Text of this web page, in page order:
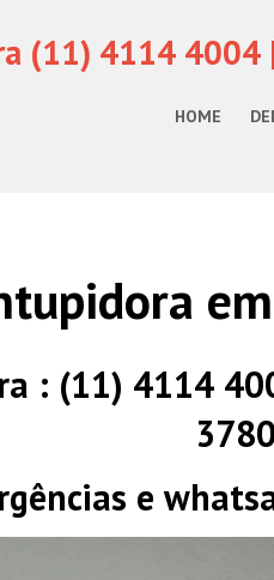
(11) 4114 4004
HOME
: (11) 4114
3780
e